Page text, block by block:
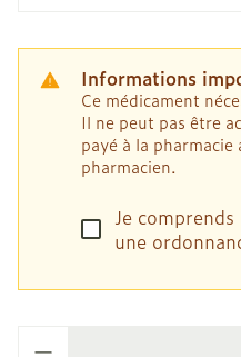
Informations
Ce médicament
Il ne peut pas être
payé à la
pharmacien.
Je
une